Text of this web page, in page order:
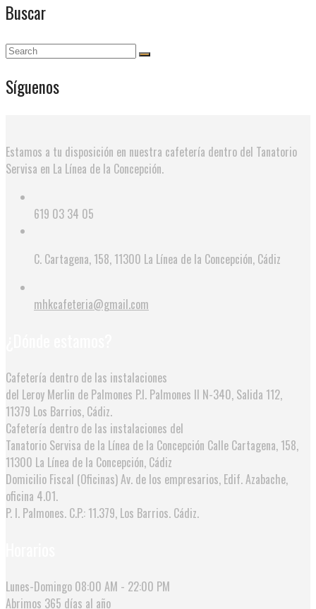
Buscar
Síguenos
Estamos a tu disposición en nuestra cafetería dentro del Tanatorio
Servisa en La Línea de la Concepción.
619 03 34 05
C. Cartagena, 158, 11300 La Línea de la Concepción, Cádiz
mhkcafeteria@gmail.com
Cafetería dentro de las instalaciones
del Leroy Merlin de Palmones P.I. Palmones II N-340, Salida 112,
11379 Los Barrios, Cádiz.
Cafetería dentro de las instalaciones del
Tanatorio Servisa de la Línea de la Concepción Calle Cartagena, 158,
11300 La Línea de la Concepción, Cádiz
Domicilio Fiscal (Oficinas)Av. de los empresarios, Edif. Azabache,
oficina 4.01.
P. I. Palmones. C.P.: 11.379, Los Barrios. Cádiz.
Lunes-Domingo 08:00 AM - 22:00 PM
Abrimos 365 días al año